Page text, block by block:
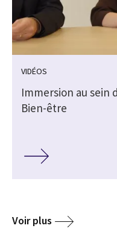
VIDÉOS
Immersion au sein
Bien-être
Voir plus